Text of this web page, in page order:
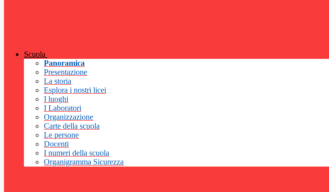
Scuola
Panoramica
Presentazione
La storia
Esplora i nostri licei
I luoghi
I Laboratori
Organizzazione
Carte della scuola
Le persone
Docenti
I numeri della scuola
Organigramma Sicurezza